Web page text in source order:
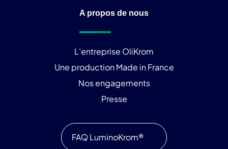
A propos de nous
L’entreprise OliKrom
Une production Made in France
Nos engagements
Presse
FAQ LuminoKrom®